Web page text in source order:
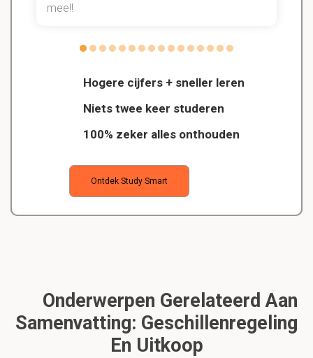
Hogere cijfers + sneller leren
Niets twee keer studeren
100% zeker alles onthouden
Ontdek Study Smart
mee!!
Onderwerpen Gerelateerd Aan
Samenvatting: Geschillenregeling
En Uitkoop